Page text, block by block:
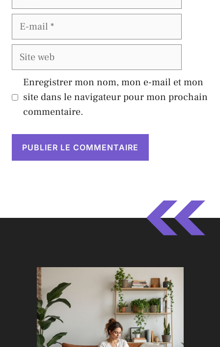
E-
Site
Enregistrer mon nom, mon e-mail et mon
site dans le navigateur pour mon prochain
commentaire.
e